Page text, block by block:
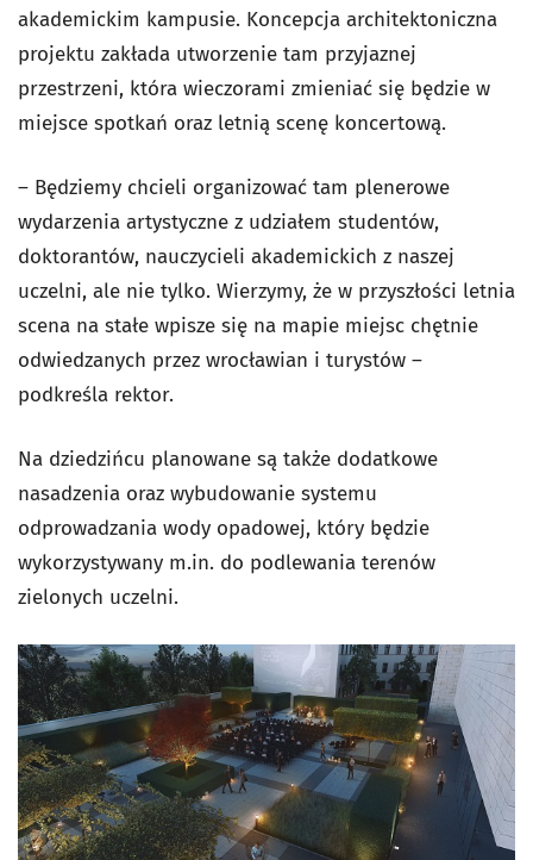
akademickim kampusie. Koncepcja architektoniczna
projektu zakłada utworzenie tam przyjaznej
przestrzeni, która wieczorami zmieniać się będzie w
miejsce spotkań oraz letnią scenę koncertową.
– Będziemy chcieli organizować tam plenerowe
wydarzenia artystyczne z udziałem studentów,
doktorantów, nauczycieli akademickich z naszej
uczelni, ale nie tylko. Wierzymy, że w przyszłości letnia
scena na stałe wpisze się na mapie miejsc chętnie
odwiedzanych przez wrocławian i turystów –
podkreśla rektor.
Na dziedzińcu planowane są także dodatkowe
nasadzenia oraz wybudowanie systemu
odprowadzania wody opadowej, który będzie
wykorzystywany m.in. do podlewania terenów
zielonych uczelni.